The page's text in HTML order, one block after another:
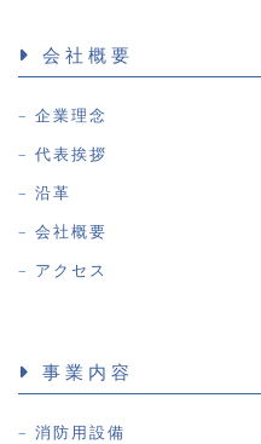
会社概要
企業理念
代表挨拶
沿革
会社概要
アクセス
事業内容
消防用設備